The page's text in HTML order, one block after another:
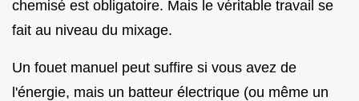
chemisé est obligatoire. Mais le véritable travail se
fait au niveau du mixage.
Un fouet manuel peut suffire si vous avez de
l'énergie, mais un batteur électrique (ou même un